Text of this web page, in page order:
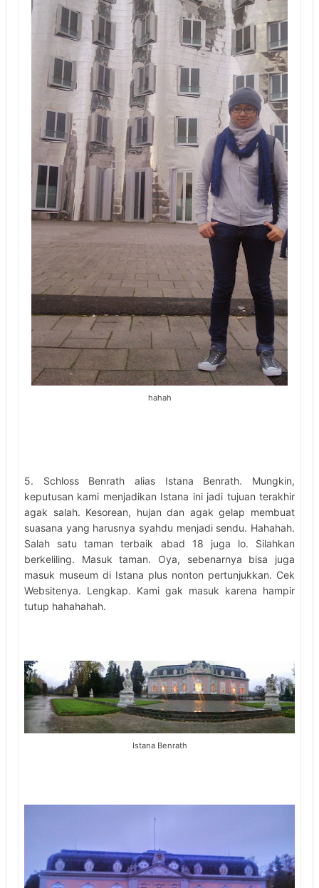
hahah
5. Schloss Benrath alias Istana Benrath. Mungkin,
keputusan kami menjadikan Istana ini jadi tujuan terakhir
agak salah. Kesorean, hujan dan agak gelap membuat
suasana yang harusnya syahdu menjadi sendu. Hahahah.
Salah satu taman terbaik abad 18 juga lo. Silahkan
berkeliling. Masuk taman. Oya, sebenarnya bisa juga
masuk museum di Istana plus nonton pertunjukkan. Cek
Websitenya. Lengkap. Kami gak masuk karena hampir
tutup hahahahah.
Istana Benrath